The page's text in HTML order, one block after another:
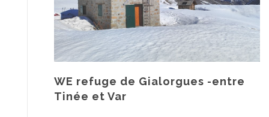
WE refuge de Gialorgues -entre
Tinée et Var